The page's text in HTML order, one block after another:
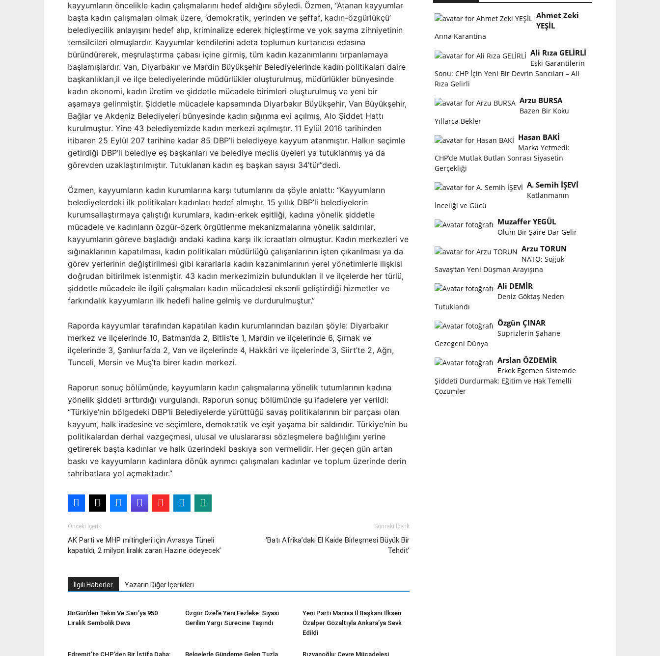
kayyumların öncelikle kadın çalışmalarını hedef aldığını söyledi. Özmen, “Atanan kayyumlar
başta kadın çalışmaları olmak üzere, ‘demokratik, yerinden ve şeffaf, kadın-özgürlükçü’
belediyecilik anlayışını hedef alıp, kriminalize ederek hiçleştirme ve yok sayma zihniyetinin
temsilcileri olmuşlardır. Kayyumlar kendilerini adeta toplumun kurtarıcısı edasına
büründürerek, meşrulaştırma çabası içine girmiş, tüm kadın kazanımlarını tırpanlamaya
başlamışlardır. Van, Diyarbakır ve Mardin Büyükşehir Belediyelerinde kadın politikaları daire
başkanlıkları,il ve ilçe belediyelerinde müdürlükler oluşturulmuş, müdürlükler bünyesinde
kadın ekonomi, kadın üretim ve şiddetle mücadele birimleri oluşturulmuş ve yeni bir
aşamaya gelinmiştir. Şiddetle mücadele kapsamında Diyarbakır Büyükşehir, Van Büyükşehir,
Bağlar ve Akdeniz Belediyeleri bünyesinde kadın sığınma evi açılmış, Alo Şiddet Hattı
kurulmuştur. Yine 43 belediyemizde kadın merkezi açılmıştır. 11 Eylül 2016 tarihinden
itibaren 25 Eylül 207 tarihine kadar 85 DBP’li belediyeye kayyum atanmıştır. Halkın seçimle
getirdiği DBP’li belediye eş başkanları ve belediye meclis üyeleri ya tutuklanmış ya da
görevden uzaklaştırılmıştır. Tutuklanan kadın eş başkan sayısı 34’tür”dedi.
Özmen, kayyumların kadın kurumlarına karşı tutumlarını da şöyle anlattı: “Kayyumların
belediyelerdeki ilk politikaları kadınları hedef almıştır. 15 yıllık DBP’li belediyelerin
kurumsallaştırmaya çalıştığı kurumlara, kadın-erkek eşitliği, kadına yönelik şiddetle
mücadele ve kadınların özgür-özerk örgütlenme mekanizmalarına yönelik saldırılar,
kayyumların göreve başladığı andaki kadına karşı ilk icraatları olmuştur. Kadın merkezleri ve
sığınaklarının kapatılması, kadın politikaları müdürlüğü çalışanlarının işten çıkarılması ya da
görev yerlerinin değiştirilmesi gibi kararlarla kadın kazanımlarının yerel yönetimlerle ilişkisi
doğrudan bitirilmek istenmiştir. 43 kadın merkezimizin bulundukları il ve ilçelerde her türlü,
şiddetle mücadele ile ilgili çalışmaları kadın mücadelesi eksenli geliştirdiği hizmetler ve
farkındalık kayyumların ilk hedefi haline gelmiş ve durdurulmuştur.”
Raporda kayyumlar tarafından kapatılan kadın kurumlarından bazıları şöyle: Diyarbakır
merkez ve ilçelerinde 10, Batman’da 2, Bitlis’te 1, Mardin ve ilçelerinde 6, Şırnak ve
ilçelerinde 3, Şanlıurfa’da 2, Van ve ilçelerinde 4, Hakkâri ve ilçelerinde 3, Siirt’te 2, Ağrı,
Tunceli, Mersin ve Muş’ta birer kadın merkezi.
Raporun sonuç bölümünde, kayyumların kadın çalışmalarına yönelik tutumlarının kadına
yönelik şiddeti arttırdığı vurgulandı. Raporun sonuç bölümünde şu ifadelere yer verildi:
“Türkiye’nin bölgedeki DBP’li Belediyelerde yürüttüğü savaş politikalarının bir parçası olan
kayyum, halk iradesine ve seçimlere, demokratik ve eşit yaşama bir saldırıdır. Türkiye’nin bu
politikalardan derhal vazgeçmesi, ulusal ve uluslararası sözleşmelere bağlılığını yerine
getirerek başta kadınlar ve halk üzerindeki baskıya son vermelidir. Her geçen gün artan
baskı ve kayyumların kadınlara dönük ayrımcı çalışmaları kadınlar ve toplum üzerinde derin
tahribatlara yol açmaktadır.”
Önceki İçerik
AK Parti ve MHP mitingleri için Avrasya Tüneli
kapatıldı, 2 milyon liralık zararı Hazine ödeyecek’
Sonraki İçerik
‘Batı Afrika’daki El Kaide Birleşmesi Büyük Bir
Tehdit’
İlgili Haberler Yazarın Diğer İçerikleri
BirGün’den Tekin Ve Sarı’ya 950
Liralık Sembolik Dava
Özgür Özel’e Yeni Fezleke: Siyasi
Gerilim Yargı Sürecine Taşındı
Yeni Parti Manisa İl Başkanı İlksen
Özalper Gözaltıyla Ankara’ya Sevk
Edildi
Edremit’te CHP’den Bir İstifa Daha: Belgelerle Gündeme Gelen Tuzla Rızvanoğlu: Çevre Mücadelesi
Ahmet Zeki
YEŞİL
Anna Karantina
Ali Rıza GELİRLİ
Eski Garantilerin
Sonu: CHP İçin Yeni Bir Devrin Sancıları – Ali
Rıza Gelirli
Arzu BURSA
Bazen Bir Koku
Yıllarca Bekler
Hasan BAKİ
Marka Yetmedi:
CHP’de Mutlak Butlan Sonrası Siyasetin
Gerçekliği
A. Semih İŞEVİ
Katlanmanın
İnceliği ve Gücü
Muzaffer YEGÜL
Ölüm Bir Şaire Dar Gelir
Arzu TORUN
NATO: Soğuk
Savaş’tan Yeni Düşman Arayışına
Ali DEMİR
Deniz Göktaş Neden
Tutuklandı
Özgün ÇINAR
Süprizlerin Şahane
Gezegeni Dünya
Arslan ÖZDEMİR
Erkek Egemen Sistemde
Şiddeti Durdurmak: Eğitim ve Hak Temelli
Çözümler